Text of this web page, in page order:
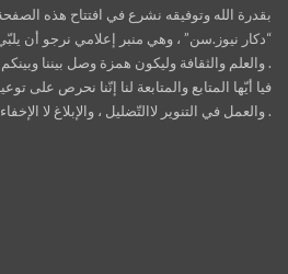
بقدرة الله وتوفيقه نشرع في افتتاح هذه
“دكار نيوز.سن” ، وهي منبر إعلامي نرجو أن
والعلم والثقافة وليكون همزة وصل بيننا وبينكم .
فيا أيّها المتابع والمتابعة لنا إنّنا نحرص على
والعمل في التنوير لاالتّضليل ، والإبلاغ لا الإخفاء ، والإسهام في تنمية الذات .